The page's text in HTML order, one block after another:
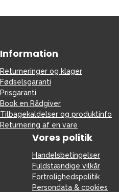
Information
Returneringer og klager
Fødselsgaranti
Prisgaranti
Book en Rådgiver
Tilbagekaldelser og produktinfo
Returnering af en vare
Vores politik
Handelsbetingelser
Fuldstændige vilkår
Fortrolighedspolitik
Persondata & cookies